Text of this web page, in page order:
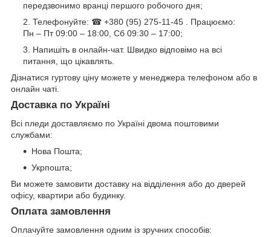
передзвонимо вранці першого робочого дня;
Телефонуйте: ☎ +380 (95) 275-11-45 . Працюємо:
Пн – Пт 09:00 – 18:00, Сб 09:30 – 17:00;
Напишіть в онлайн-чат. Швидко відповімо на всі
питання, що цікавлять.
Дізнатися гуртову ціну можете у менеджера телефоном або в
онлайн чаті.
Доставка по Україні
Всі пледи доставляємо по Україні двома поштовими
службами:
Нова Пошта;
Укрпошта;
Ви можете замовити доставку на відділення або до дверей
офісу, квартири або будинку.
Оплата замовлення
Оплачуйте замовлення одним із зручних способів: